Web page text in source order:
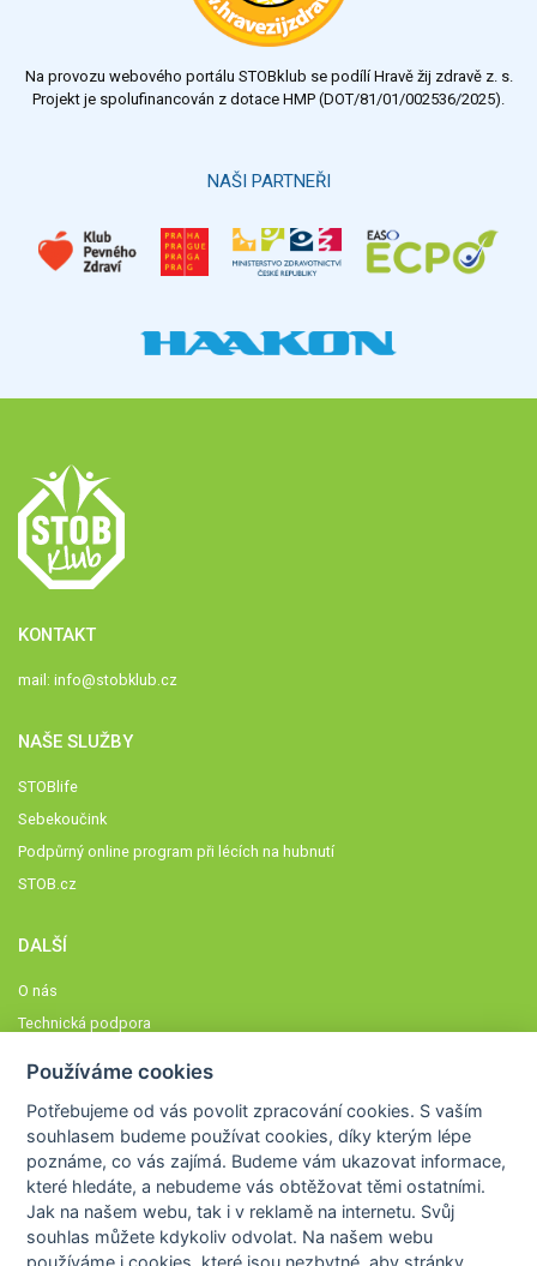
Výsledky Všechny ankety
Na provozu webového portálu STOBklub se podílí Hravě žij zdravě z. s.
Projekt je spolufinancován z dotace HMP (DOT/81/01/002536/2025).
NAŠI PARTNEŘI
KONTAKT
mail: info@stobklub.cz
NAŠE SLUŽBY
STOBlife
Sebekoučink
Podpůrný online program při lécích na hubnutí
STOB.cz
DALŠÍ
O nás
Technická podpora
Členové STOBklubu
Zásady nakládání s osobními údaji
Otestujte se
Spočítejte si
Výzva 52
Používáme cookies
Potřebujeme od vás povolit zpracování cookies. S vaším
souhlasem budeme používat cookies, díky kterým lépe
poznáme,co vás zajímá. Budeme vám ukazovat informace,
které hledáte, a nebudeme vás obtěžovat těmi ostatními.
Jak na našem webu, tak i v reklamě na internetu. Svůj
souhlas můžete kdykoliv odvolat. Na našem webu
používáme i cookies, které jsou nezbytné , aby stránky